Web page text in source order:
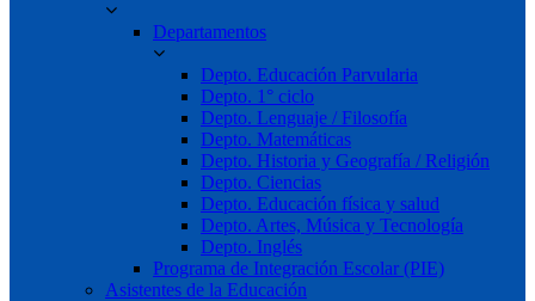
Departamentos
Depto. Educación Parvularia
Depto. 1° ciclo
Depto. Lenguaje / Filosofía
Depto. Matemáticas
Depto. Historia y Geografía / Religión
Depto. Ciencias
Depto. Educación física y salud
Depto. Artes, Música y Tecnología
Depto. Inglés
Programa de Integración Escolar (PIE)
Asistentes de la Educación